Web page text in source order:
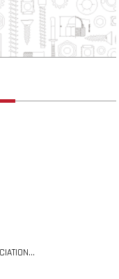
GOVERNMENTS/ASSOCIATIONS/FASTENER GROUPS